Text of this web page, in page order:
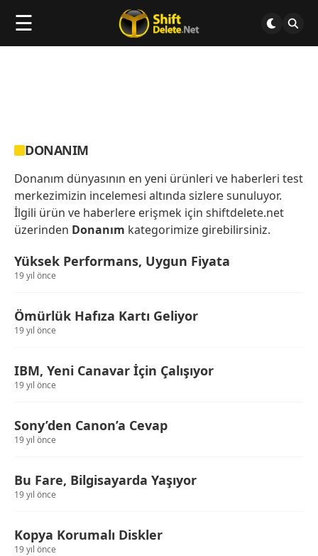
☰
DONANIM
Donanım dünyasının en yeni ürünleri ve haberleri test
merkezimizin incelemesi altında sizlere sunuluyor.
İlgili ürün ve haberlere erişmek için shiftdelete.net
üzerinden Donanım kategorimize girebilirsiniz.
Yüksek Performans, Uygun Fiyata
19 yıl önce
Ömürlük Hafıza Kartı Geliyor
19 yıl önce
IBM, Yeni Canavar İçin Çalışıyor
19 yıl önce
Sony’den Canon’a Cevap
19 yıl önce
Bu Fare, Bilgisayarda Yaşıyor
19 yıl önce
Kopya Korumalı Diskler
19 yıl önce